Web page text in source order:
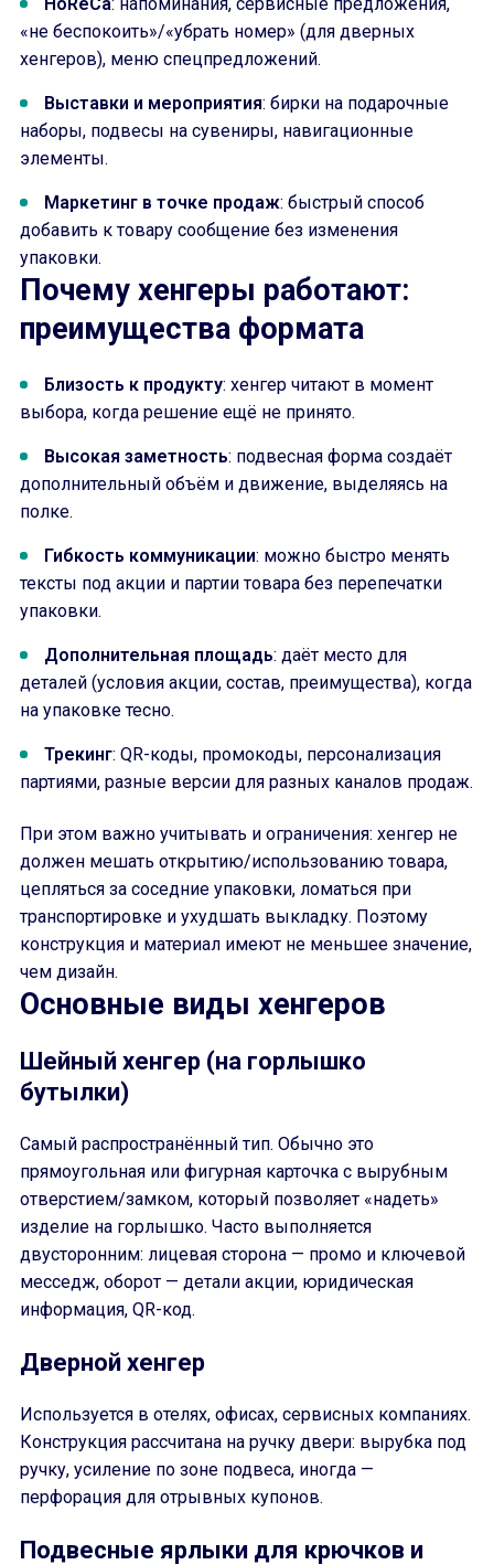
«не беспокоить»/«убрать номер» (для дверных
хенгеров), меню спецпредложений.
Выставки и мероприятия: бирки на подарочные
наборы, подвесы на сувениры, навигационные
элементы.
Маркетинг в точке продаж: быстрый способ
добавить к товару сообщение без изменения
упаковки.
Почему хенгеры работают:
преимущества формата
Близость к продукту: хенгер читают в момент
выбора, когда решение ещё не принято.
Высокая заметность: подвесная форма создаёт
дополнительный объём и движение, выделяясь на
полке.
Гибкость коммуникации: можно быстро менять
тексты под акции и партии товара без перепечатки
упаковки.
Дополнительная площадь: даёт место для
деталей (условия акции, состав, преимущества), когда
на упаковке тесно.
Трекинг: QR-коды, промокоды, персонализация
партиями, разные версии для разных каналов продаж.
При этом важно учитывать и ограничения: хенгер не
должен мешать открытию/использованию товара,
цепляться за соседние упаковки, ломаться при
транспортировке и ухудшать выкладку. Поэтому
конструкция и материал имеют не меньшее значение,
чем дизайн.
Основные виды хенгеров
Шейный хенгер (на горлышко
бутылки)
Самый распространённый тип. Обычно это
прямоугольная или фигурная карточка с вырубным
отверстием/замком, который позволяет «надеть»
изделие на горлышко. Часто выполняется
двусторонним: лицевая сторона — промо и ключевой
месседж, оборот — детали акции, юридическая
информация, QR-код.
Дверной хенгер
Используется в отелях, офисах, сервисных компаниях.
Конструкция рассчитана на ручку двери: вырубка под
ручку, усиление по зоне подвеса, иногда —
перфорация для отрывных купонов.
Подвесные ярлыки для крючков и